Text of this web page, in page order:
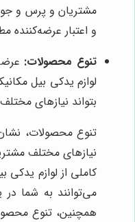
مشتریان و پرس و جو
و اعتبار عرضه‌کننده
تنوع محصولات:
لوازم یدکی بیل
بتواند نیازهای
تنوع محصولات،
نیازهای مختلف
کاملی از لوازم یدکی
می‌توانند به شما در
همچنین، تنوع